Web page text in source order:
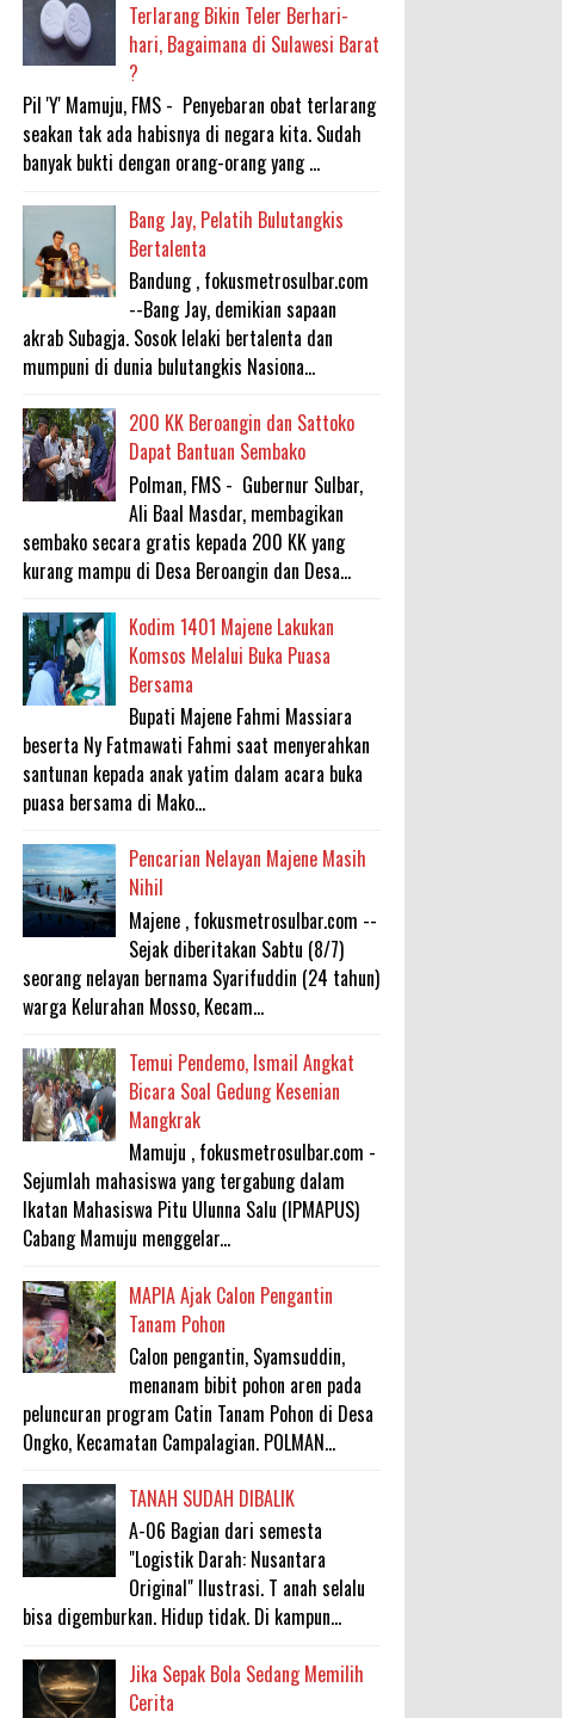
Terlarang Bikin Teler Berhari-
hari, Bagaimana di Sulawesi Barat
?
Pil 'Y' Mamuju, FMS - Penyebaran obat terlarang
seakan tak ada habisnya di negara kita. Sudah
banyak bukti dengan orang-orang yang ...
Bang Jay, Pelatih Bulutangkis
Bertalenta
Bandung , fokusmetrosulbar.com
--Bang Jay, demikian sapaan
akrab Subagja. Sosok lelaki bertalenta dan
mumpuni di dunia bulutangkis Nasiona...
200 KK Beroangin dan Sattoko
Dapat Bantuan Sembako
Polman, FMS - Gubernur Sulbar,
Ali Baal Masdar, membagikan
sembako secara gratis kepada 200 KK yang
kurang mampu di Desa Beroangin dan Desa...
Kodim 1401 Majene Lakukan
Komsos Melalui Buka Puasa
Bersama
Bupati Majene Fahmi Massiara
beserta Ny Fatmawati Fahmi saat menyerahkan
santunan kepada anak yatim dalam acara buka
puasa bersama di Mako...
Pencarian Nelayan Majene Masih
Nihil
Majene , fokusmetrosulbar.com --
Sejak diberitakan Sabtu (8/7)
seorang nelayan bernama Syarifuddin (24 tahun)
warga Kelurahan Mosso, Kecam...
Temui Pendemo, Ismail Angkat
Bicara Soal Gedung Kesenian
Mangkrak
Mamuju , fokusmetrosulbar.com -
Sejumlah mahasiswa yang tergabung dalam
Ikatan Mahasiswa Pitu Ulunna Salu (IPMAPUS)
Cabang Mamuju menggelar...
MAPIA Ajak Calon Pengantin
Tanam Pohon
Calon pengantin, Syamsuddin,
menanam bibit pohon aren pada
peluncuran program Catin Tanam Pohon di Desa
Ongko, Kecamatan Campalagian. POLMAN...
TANAH SUDAH DIBALIK
A-06 Bagian dari semesta
"Logistik Darah: Nusantara
Original" Ilustrasi. T anah selalu
bisa digemburkan. Hidup tidak. Di kampun...
Jika Sepak Bola Sedang Memilih
Cerita